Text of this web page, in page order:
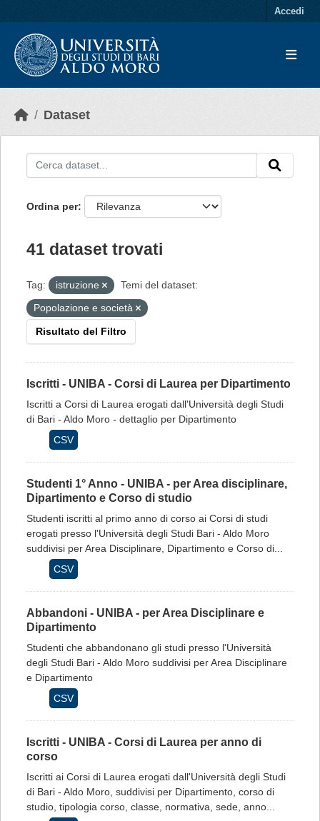
Accedi
Dataset
Ordina per
41 dataset trovati
Tag: istruzione
Temi del dataset:
Popolazione e società
Risultato del Filtro
Iscritti - UNIBA - Corsi di Laurea per Dipartimento
Iscritti a Corsi di Laurea erogati dall'Università degli Studi
di Bari - Aldo Moro - dettaglio per Dipartimento
CSV
Studenti 1° Anno - UNIBA - per Area disciplinare,
Dipartimento e Corso di studio
Studenti iscritti al primo anno di corso ai Corsi di studi
erogati presso l'Università degli Studi Bari - Aldo Moro
suddivisi per Area Disciplinare, Dipartimento e Corso di...
CSV
Abbandoni - UNIBA - per Area Disciplinare e
Dipartimento
Studenti che abbandonano gli studi presso l'Università
degli Studi Bari - Aldo Moro suddivisi per Area Disciplinare
e Dipartimento
CSV
Iscritti - UNIBA - Corsi di Laurea per anno di
corso
Iscritti ai Corsi di Laurea erogati dall'Università degli Studi
di Bari - Aldo Moro, suddivisi per Dipartimento, corso di
studio, tipologia corso, classe, normativa, sede, anno...